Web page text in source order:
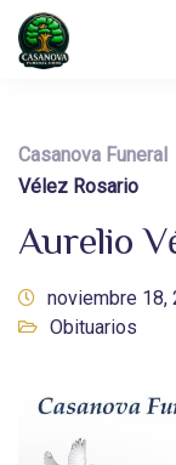
Casanova Funeral
Vélez Rosario
Aurelio
noviembre 18,
Obituarios